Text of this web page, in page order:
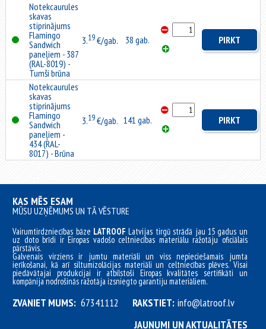
Notekcaurules
skavas
stiprinājums
Flamingo
Sandwich
paneļiem - 387
(RAL-8019) -
Tumši brūna
3.19€/gab. 38 gab. PIRKT
Notekcaurules
skavas
stiprinājums
Flamingo
Sandwich
paneļiem -
434 (RAL-
8017) - Brūna
3.19€/gab. 141 gab. PIRKT
KAS MĒS ESAM
MŪSU UZŅĒMUMS UN TĀ VĒSTURE
Vairumtirdzniecības bāze LATROOFLatvijas tirgū strādā jau 15 gadus un
uz doto brīdi ir Eiropas vadošo celtniecības materiālu ražotāju oficiālais
pārstāvis.
Galvenais virziens ir jumtu materiāli un viss nepieciešamais jumta
ierīkošanai, kā arī siltumizolācijas materiāli un celtniecības plēves. Visai
piedāvātajai produkcijai ir atbilstoši Eiropas kvalitātes sertifikāti un
kompānija nodrošinās ražotāja izsniegto garantiju materiāliem.
ZVANIET MUMS: 67341112 RAKSTIET: info@latroof.lv
JAUNUMI UN AKTUALITĀTES